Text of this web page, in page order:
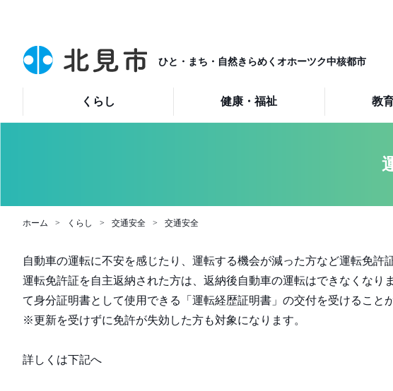
ひと・まち・自然きらめくオホーツク中核都市
くらし 健康・福祉 教
ホーム くらし 交通安全 交通安全
自動車の運転に不安を感じたり、運転する機会が減った方など運転免許
運転免許証を自主返納された方は、返納後自動車の運転はできなくな
て身分証明書として使用できる「運転経歴証明書」の交付を受けること
※更新を受けずに免許が失効した方も対象になります。
詳しくは下記へ